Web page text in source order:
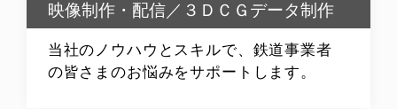
映像制作・配信／３ＤＣＧデータ制作
当社のノウハウとスキルで、鉄道事業者
の皆さまのお悩みをサポートします。